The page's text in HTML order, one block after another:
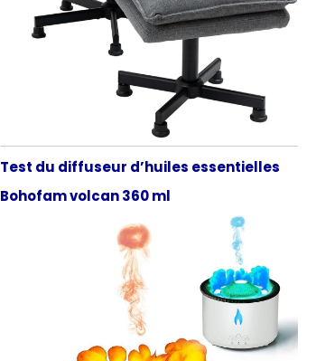
Test du diffuseur d’huiles essentielles
Bohofam volcan 360 ml